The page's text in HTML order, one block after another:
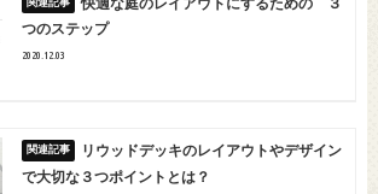
つのステップ
2020.12.03
リウッドデッキのレイアウトやデザイン
で大切な３つポイントとは？